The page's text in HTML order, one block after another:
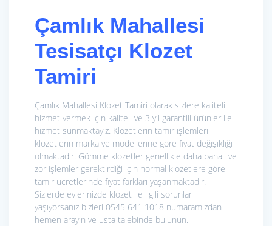
Çamlık Mahallesi
Tesisatçı Klozet
Tamiri
Çamlık Mahallesi Klozet Tamiri olarak sizlere kaliteli
hizmet vermek için kaliteli ve 3 yıl garantili ürünler ile
hizmet sunmaktayız. Klozetlerin tamir işlemleri
klozetlerin marka ve modellerine göre fiyat değişikliği
olmaktadır. Gömme klozetler genellikle daha pahalı ve
zor işlemler gerektirdiği için normal klozetlere göre
tamir ücretlerinde fiyat farkları yaşanmaktadır.
Sizlerde evlerinizde klozet ile ilgili sorunlar
yaşıyorsanız bizleri 0545 641 1018 numaramızdan
hemen arayın ve usta talebinde bulunun.